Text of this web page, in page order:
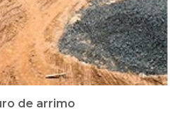
de arrimo